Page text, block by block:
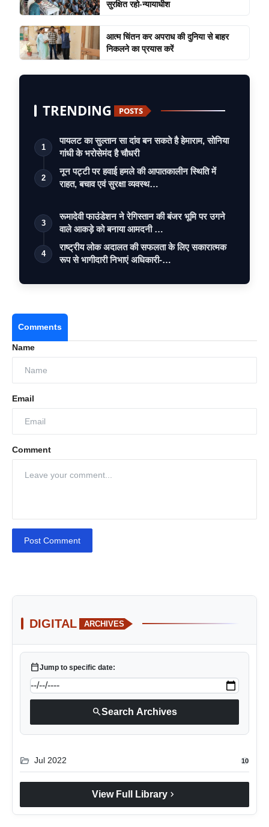
सुरक्षित रहो-न्यायाधीश
आत्म चिंतन कर अपराध की दुनिया से बाहर
निकलने का प्रयास करें
TRENDING POSTS
1
पायलट का सुल्तान सा दांव बन सकते है हेमाराम, सोनिया
गांधी के भरोसेमंद है चौधरी
2
नून पट्टी पर हवाई हमले की आपातकालीन स्थिति में
राहत, बचाव एवं सुरक्षा व्यवस्थ…
3
रूमादेवी फाउंडेशन ने रेगिस्तान की बंजर भूमि पर उगने
वाले आकड़े को बनाया आमदनी …
4
राष्ट्रीय लोक अदालत की सफलता के लिए सकारात्मक
रूप से भागीदारी निभाएं अधिकारी-…
Comments
Name
Email
Comment
Post Comment
DIGITAL ARCHIVES
calendar_todayJump to specific date:
searchSearch Archives
folder_open Jul 2022 10
View Full Library chevron_right